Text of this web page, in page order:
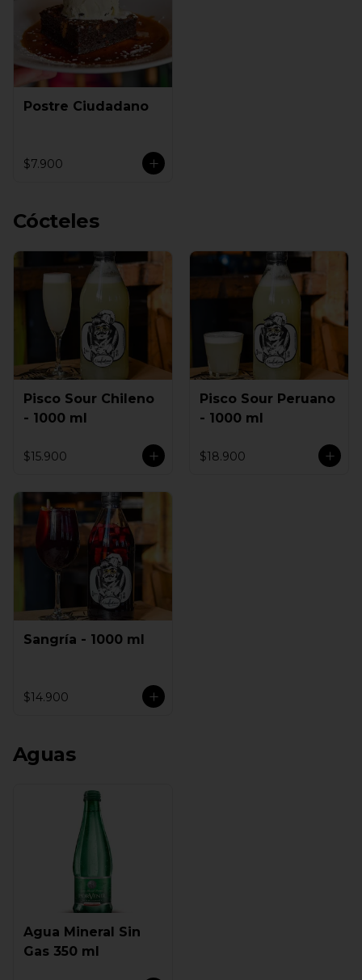
Postre Ciudadano
$7.900
Cócteles
Pisco Sour Chileno
- 1000 ml
$15.900
Pisco Sour Peruano
- 1000 ml
$18.900
Sangría - 1000 ml
$14.900
Aguas
Agua Mineral Sin
Gas 350 ml